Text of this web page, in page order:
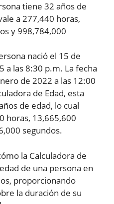
tiene 32 años de
a 277,440 horas,
y 998,784,000
nació el 15 de
a las 8:30 p.m. La fecha
de 2022 a las 12:00
de Edad, esta
de edad, lo cual
horas, 13,665,600
segundos.
la Calculadora de
de una persona en
proporcionando
la duración de su